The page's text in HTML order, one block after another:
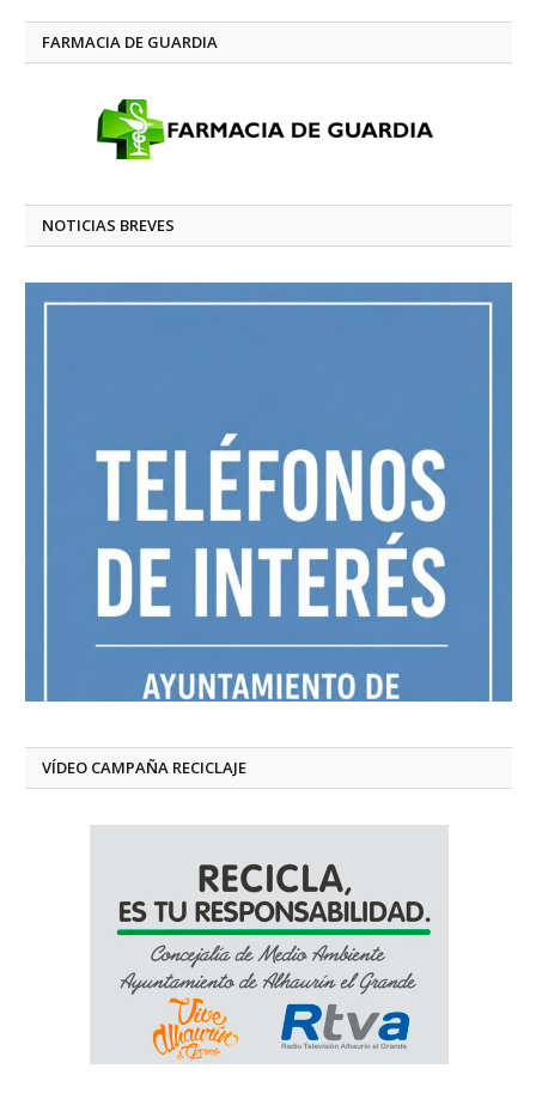
FARMACIA DE GUARDIA
NOTICIAS BREVES
VÍDEO CAMPAÑA RECICLAJE